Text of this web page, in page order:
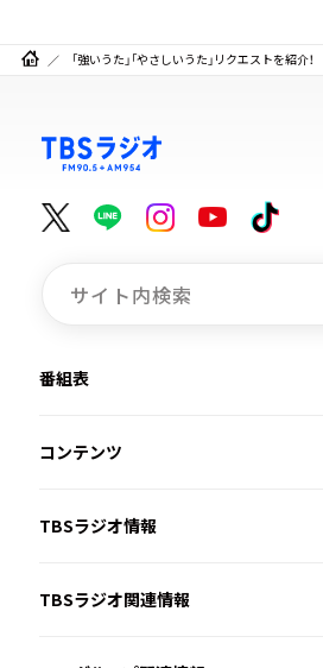
「強いうた」「やさしいうた」リクエストを紹介！
番組表
コンテンツ
TBSラジオ情報
TBSラジオ関連情報